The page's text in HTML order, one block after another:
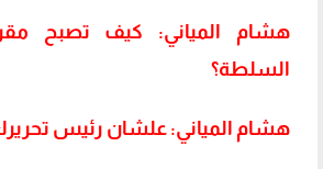
هشام المياني: كيف تصبح
السلطة؟
هشام المياني: علشان رئيس